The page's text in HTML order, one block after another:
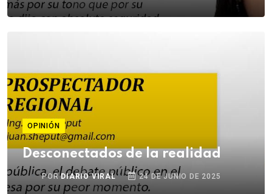
OPINIÓN
Desconectados de la realidad
PORDIARIO VIRAL 24 DE JUNIO DE 2025